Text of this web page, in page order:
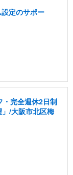
定のサポー
・完全週休2日制
」/大阪市北区梅